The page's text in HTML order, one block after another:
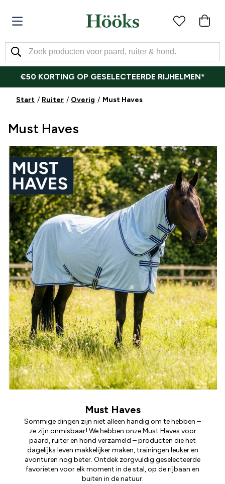
€50 KORTING OP GESELECTEERDE RIJHELMEN*
Start Ruiter Overig Must Haves
Must Haves
Must Haves
Sommige dingen zijn niet alleen handig om te hebben –
ze zijn onmisbaar! We hebben onze Must Haves voor
paard, ruiter en hond verzameld – producten die het
dagelijks leven makkelijker maken, trainingen leuker en
avonturen nog beter. Ontdek zorgvuldig geselecteerde
favorieten voor elk moment in de stal, op de rijbaan en
buiten in de natuur.